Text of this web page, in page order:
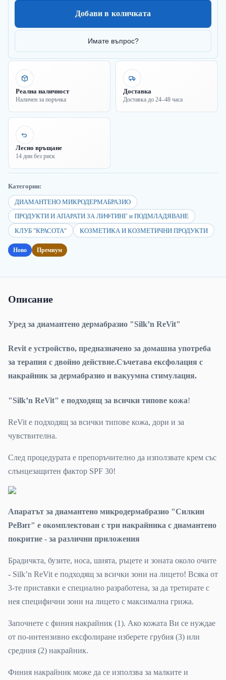
Добави в количката
Имате въпрос?
Реална наличност
Наличен за поръчка
Доставка
Доставка до 24–48 часа
Лесно връщане
14 дни без риск
Категории:
ДИАМАНТЕНО МИКРОДЕРМАБРАЗИО
ПРОДУКТИ И АПАРАТИ ЗА ЛИФТИНГ и ПОДМЛАДЯВАНЕ
КЛУБ "КРАСОТА"
КОЗМЕТИКА И КОЗМЕТИЧНИ ПРОДУКТИ
Ново Премиум
Описание
Уред за диамантено дермабразио "Silk’n ReVit"
Revit е устройство, предназначено за домашна употреба
за терапия с двойно действие.Съчетава ексфолация с
накрайник за дермабразио и вакуумна стимулация.
"Silk’n ReVit" е подходящ за всички типове кожа!
ReVit е подходящ за всички типове кожа, дори и за
чувствителна.
След процедурата е препоръчително да използвате крем със
слънцезащитен фактор SPF 30!
Апаратът за диамантено микродермабразио "Силкин
РеВит" е окомплектован с три накрайника с диамантено
покритие - за различни приложения
Брадичкта, бузите, носа, шията, ръцете и зоната около очите
- Silk’n ReVit е подходящ за всички зони на лицето! Всяка от
3-те приставки е специално разработена, за да третирате с
нея специфични зони на лицето с максимална грижа.
Започнете с финия накрайник (1). Ако кожата Ви се нуждае
от по-интензивно ексфолиране изберете грубия (3) или
средния (2) накрайник.
Финия накрайник може да се използва за малките и